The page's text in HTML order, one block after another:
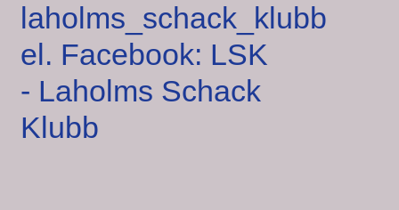
laholms_schack_klubb
el. Facebook: LSK
- Laholms Schack
Klubb